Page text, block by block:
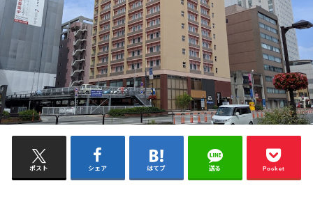
ポスト シェア はてブ 送る Pocket